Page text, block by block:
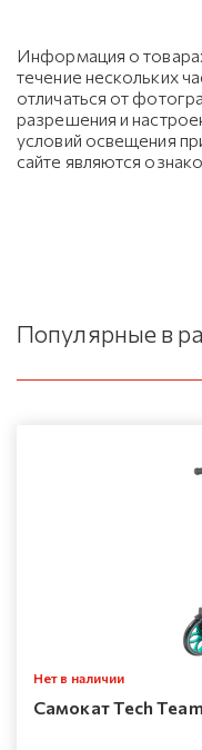
Информация о
течение нескольких
отличаться от
разрешения и
условий освещения
сайте являются
Популярные в
Нет в наличии
Самокат Tech